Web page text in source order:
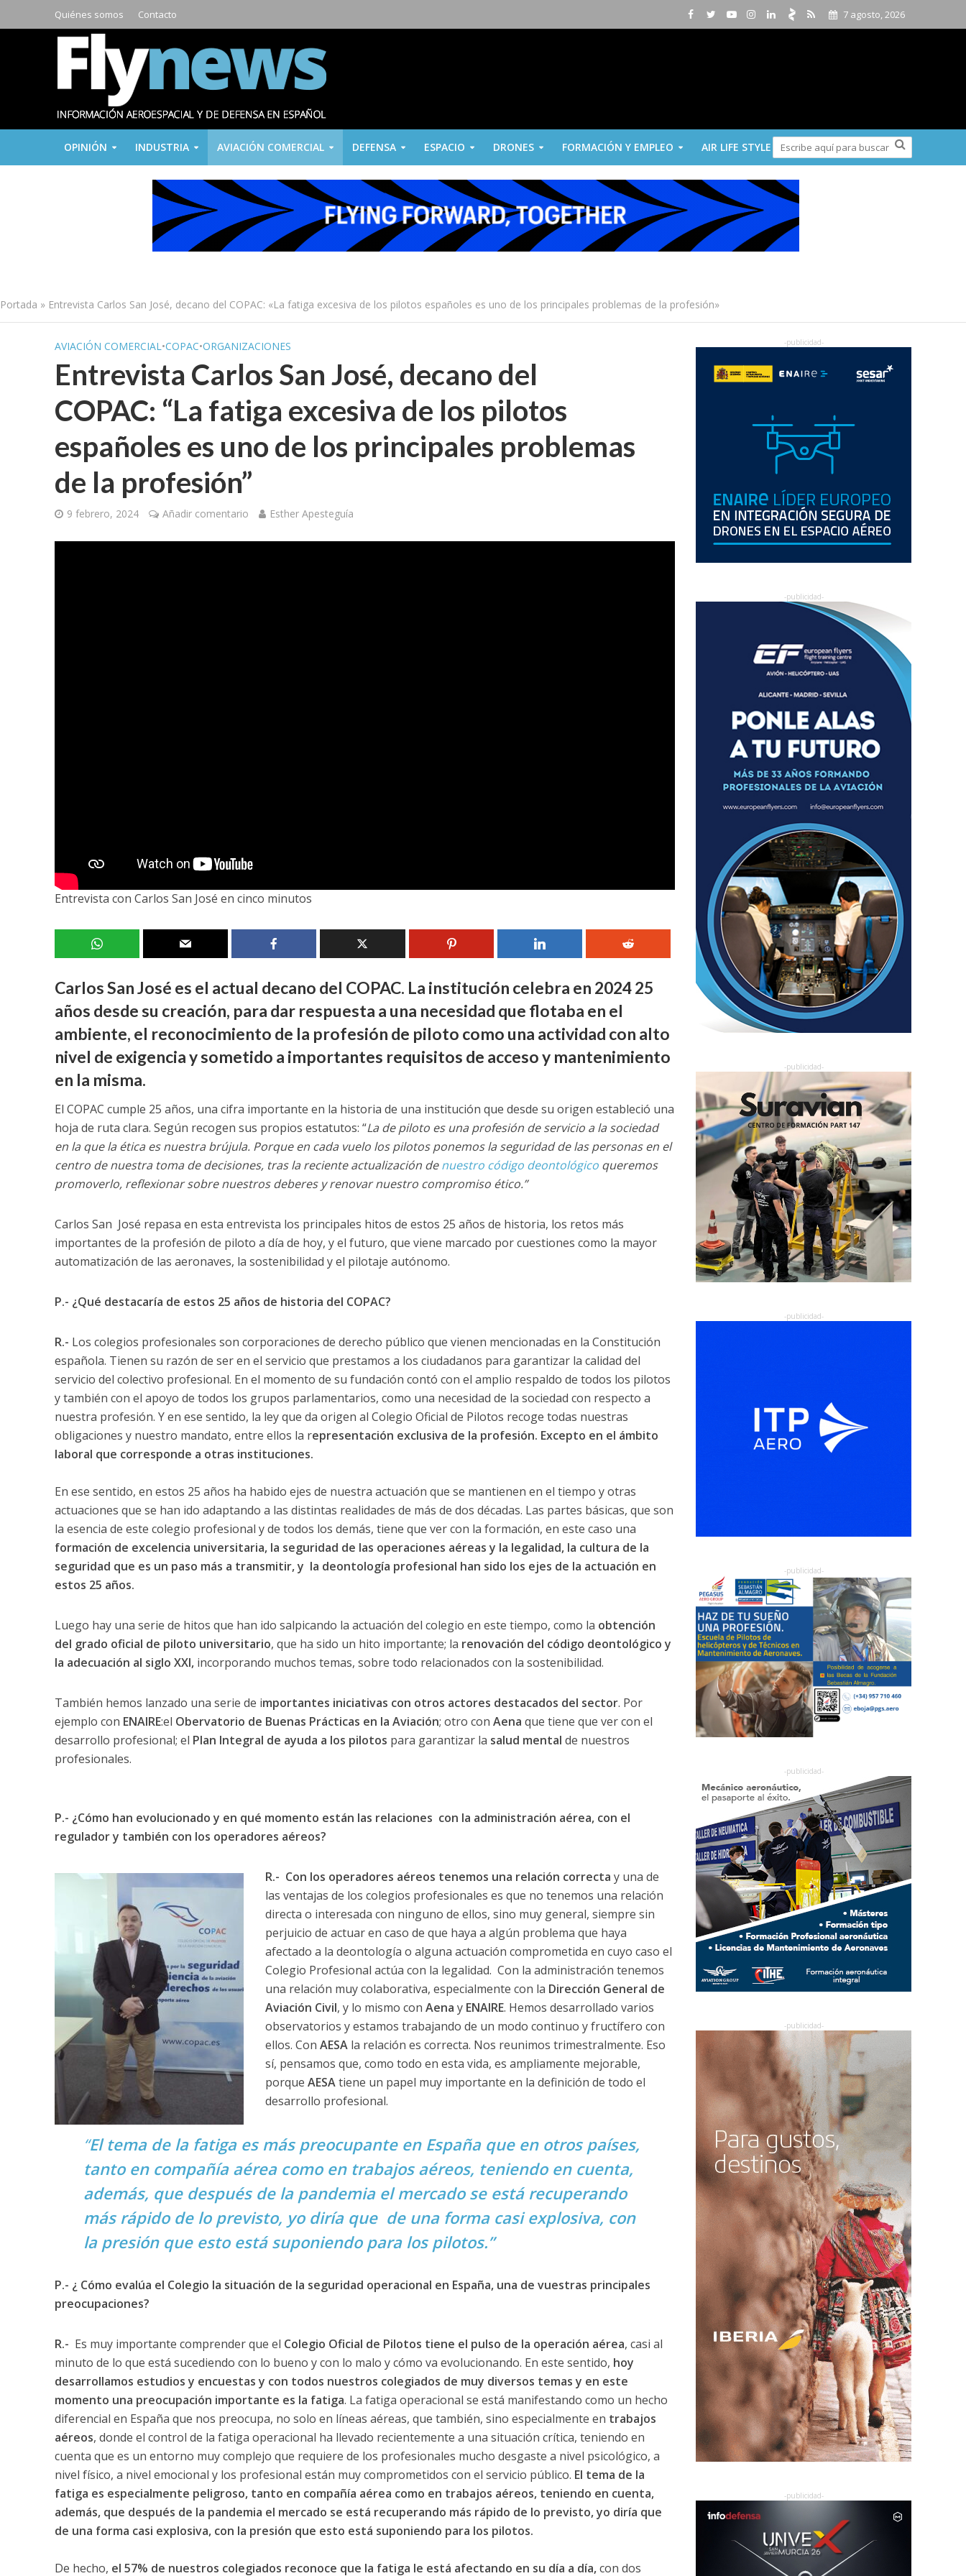
Quiénes somos Contacto 7 agosto, 2026
OPINIÓN INDUSTRIA AVIACIÓN COMERCIAL DEFENSA ESPACIO DRONES FORMACIÓN Y EMPLEO AIR LIFE STYLE
Portada » Entrevista Carlos San José, decano del COPAC: «La fatiga excesiva de los pilotos españoles es uno de los principales problemas de la profesión»
AVIACIÓN COMERCIAL•COPAC•ORGANIZACIONES
Entrevista Carlos San José, decano del
COPAC: “La fatiga excesiva de los pilotos
españoles es uno de los principales problemas
de la profesión”
9 febrero, 2024 Añadir comentario Esther Apesteguía
Entrevista con Carlos San José en cinco minutos
Carlos San José es el actual decano del COPAC. La institución celebra en 2024 25
años desde su creación, para dar respuesta a una necesidad que flotaba en el
ambiente, el reconocimiento de la profesión de piloto como una actividad con alto
nivel de exigencia y sometido a importantes requisitos de acceso y mantenimiento
en la misma.
El COPAC cumple 25 años, una cifra importante en la historia de una institución que desde su origen estableció una
hoja de ruta clara. Según recogen sus propios estatutos: “La de piloto es una profesión de servicio a la sociedad
en la que la ética es nuestra brújula. Porque en cada vuelo los pilotos ponemos la seguridad de las personas en el
centro de nuestra toma de decisiones, tras la reciente actualización denuestro código deontológicoqueremos
promoverlo, reflexionar sobre nuestros deberes y renovar nuestro compromiso ético.”
Carlos San José repasa en esta entrevista los principales hitos de estos 25 años de historia, los retos más
importantes de la profesión de piloto a día de hoy, y el futuro, que viene marcado por cuestiones como la mayor
automatización de las aeronaves, la sostenibilidad y el pilotaje autónomo.
P.- ¿Qué destacaría de estos 25 años de historia del COPAC?
R.- Los colegios profesionales son corporaciones de derecho público que vienen mencionadas en la Constitución
española. Tienen su razón de ser en el servicio que prestamos a los ciudadanos para garantizar la calidad del
servicio del colectivo profesional. En el momento de su fundación contó con el amplio respaldo de todos los pilotos
y también con el apoyo de todos los grupos parlamentarios, como una necesidad de la sociedad con respecto a
nuestra profesión. Y en ese sentido, la ley que da origen al Colegio Oficial de Pilotos recoge todas nuestras
obligaciones y nuestro mandato, entre ellos la representación exclusiva de la profesión. Excepto en el ámbito
laboral que corresponde a otras instituciones.
En ese sentido, en estos 25 años ha habido ejes de nuestra actuación que se mantienen en el tiempo y otras
actuaciones que se han ido adaptando a las distintas realidades de más de dos décadas. Las partes básicas, que son
la esencia de este colegio profesional y de todos los demás, tiene que ver con la formación, en este caso una
formación de excelencia universitaria, la seguridad de las operaciones aéreas y la legalidad, la cultura de la
seguridad que es un paso más a transmitir, y la deontología profesional han sido los ejes de la actuación en
estos 25 años.
Luego hay una serie de hitos que han ido salpicando la actuación del colegio en este tiempo, como la obtención
del grado oficial de piloto universitario, que ha sido un hito importante; la renovación del código deontológico y
la adecuación al siglo XXI,incorporando muchos temas, sobre todo relacionados con la sostenibilidad.
También hemos lanzado una serie de importantes iniciativas con otros actores destacados del sector. Por
ejemplo con ENAIRE:el Obervatorio de Buenas Prácticas en la Aviación; otro con Aena que tiene que ver con el
desarrollo profesional; el Plan Integral de ayuda a los pilotos para garantizar la salud mental de nuestros
profesionales.
P.- ¿Cómo han evolucionado y en qué momento están las relaciones con la administración aérea, con el
regulador y también con los operadores aéreos?
R.- Con los operadores aéreos tenemos una relación correcta y una de
las ventajas de los colegios profesionales es que no tenemos una relación
directa o interesada con ninguno de ellos, sino muy general, siempre sin
perjuicio de actuar en caso de que haya a algún problema que haya
afectado a la deontología o alguna actuación comprometida en cuyo caso el
Colegio Profesional actúa con la legalidad. Con la administración tenemos
una relación muy colaborativa, especialmente con la Dirección General de
Aviación Civil, y lo mismo con Aena y ENAIRE. Hemos desarrollado varios
observatorios y estamos trabajando de un modo continuo y fructífero con
ellos. Con AESA la relación es correcta. Nos reunimos trimestralmente. Eso
sí, pensamos que, como todo en esta vida, es ampliamente mejorable,
porque AESAtiene un papel muy importante en la definición de todo el
desarrollo profesional.
“El tema de la fatiga es más preocupante en España que en otros países,
tanto en compañía aérea como en trabajos aéreos, teniendo en cuenta,
además, que después de la pandemia el mercado se está recuperando
más rápido de lo previsto, yo diría que de una forma casi explosiva, con
la presión que esto está suponiendo para los pilotos.”
P.- ¿ Cómo evalúa el Colegio la situación de la seguridad operacional en España, una de vuestras principales
preocupaciones?
R.- Es muy importante comprender que el Colegio Oficial de Pilotos tiene el pulso de la operación aérea, casi al
minuto de lo que está sucediendo con lo bueno y con lo malo y cómo va evolucionando. En este sentido, hoy
desarrollamos estudios y encuestas y con todos nuestros colegiados de muy diversos temas y en este
momento una preocupación importante es la fatiga. La fatiga operacional se está manifestando como un hecho
diferencial en España que nos preocupa, no solo en líneas aéreas, que también, sino especialmente en trabajos
aéreos, donde el control de la fatiga operacional ha llevado recientemente a una situación crítica, teniendo en
cuenta que es un entorno muy complejo que requiere de los profesionales mucho desgaste a nivel psicológico, a
nivel físico, a nivel emocional y los profesional están muy comprometidos con el servicio público. El tema de la
fatiga es especialmente peligroso, tanto en compañía aérea como en trabajos aéreos, teniendo en cuenta,
además, que después de la pandemia el mercado se está recuperando más rápido de lo previsto, yo diría que
de una forma casi explosiva, con la presión que esto está suponiendo para los pilotos.
De hecho, el 57% de nuestros colegiados reconoce que la fatiga le está afectando en su día a día,con dos